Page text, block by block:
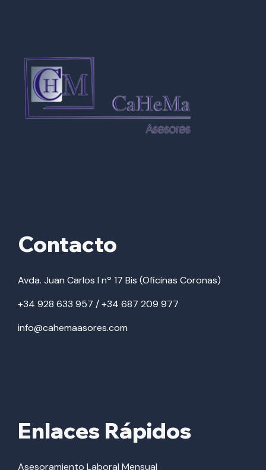
Contacto
Avda. Juan Carlos I nº 17 Bis (Oficinas Coronas)
+34 928 633 957 / +34 687 209 977
info@cahemaasores.com
Enlaces Rápidos
Asesoramiento Laboral Mensual